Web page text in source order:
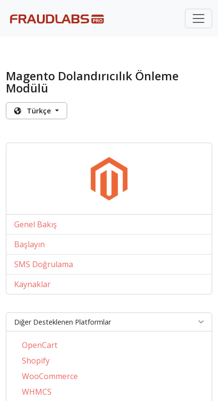
Magento Dolandırıcılık Önleme
Modülü
Türkçe
Genel Bakış
Başlayın
SMS Doğrulama
Kaynaklar
Diğer Desteklenen Platformlar
OpenCart
Shopify
WooCommerce
WHMCS